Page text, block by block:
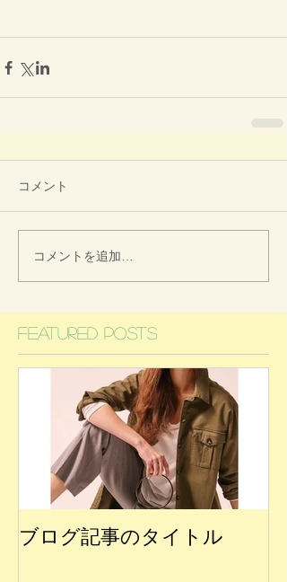
コメント
コメントを追加…
Featured Posts
ブログ記事のタイトル